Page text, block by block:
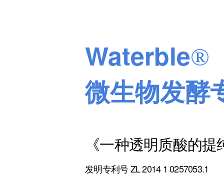
Waterble®
微生物发酵
《一种透明质酸的
发明专利号 ZL 2014 1 0257053.1